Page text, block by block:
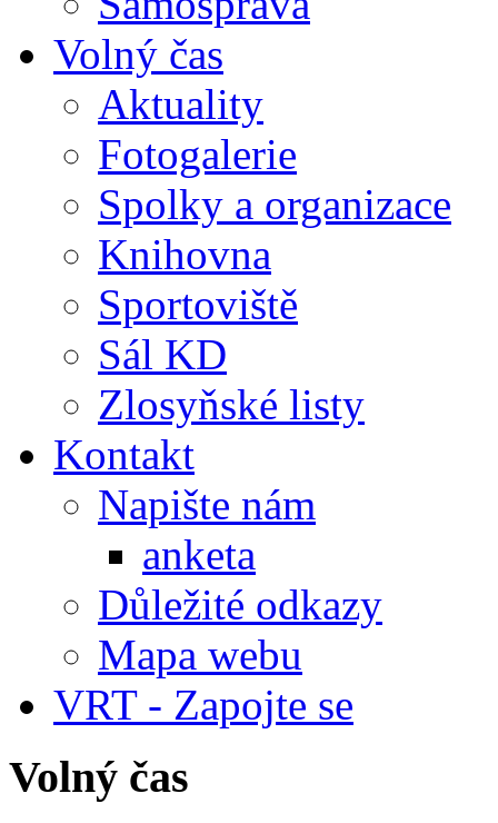
Volný čas
Aktuality
Fotogalerie
Spolky a organizace
Knihovna
Sportoviště
Sál KD
Zlosyňské listy
Kontakt
Napište nám
anketa
Důležité odkazy
Mapa webu
VRT - Zapojte se
Volný čas